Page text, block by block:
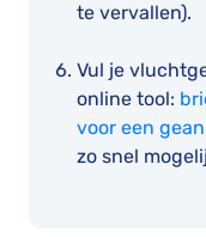
te vervallen).
Vul je
online tool:
voor een
zo snel